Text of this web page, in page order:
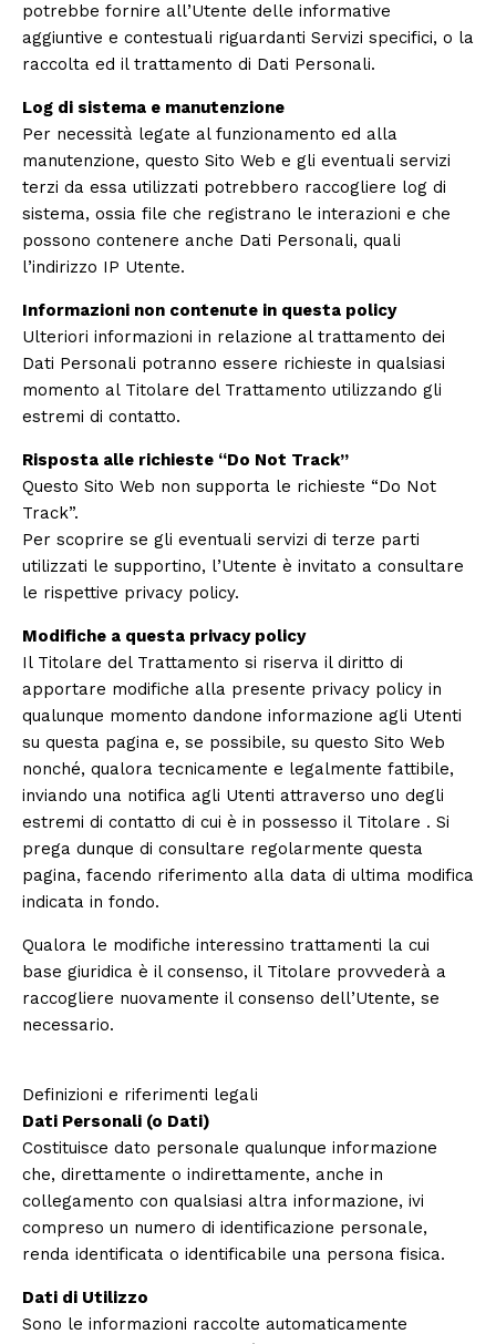
potrebbe fornire all’Utente delle informative
aggiuntive e contestuali riguardanti Servizi specifici, o la
raccolta ed il trattamento di Dati Personali.
Log di sistema e manutenzione
Per necessità legate al funzionamento ed alla
manutenzione, questo Sito Web e gli eventuali servizi
terzi da essa utilizzati potrebbero raccogliere log di
sistema, ossia file che registrano le interazioni e che
possono contenere anche Dati Personali, quali
l’indirizzo IP Utente.
Informazioni non contenute in questa policy
Ulteriori informazioni in relazione al trattamento dei
Dati Personali potranno essere richieste in qualsiasi
momento al Titolare del Trattamento utilizzando gli
estremi di contatto.
Risposta alle richieste “Do Not Track”
Questo Sito Web non supporta le richieste “Do Not
Track”.
Per scoprire se gli eventuali servizi di terze parti
utilizzati le supportino, l’Utente è invitato a consultare
le rispettive privacy policy.
Modifiche a questa privacy policy
Il Titolare del Trattamento si riserva il diritto di
apportare modifiche alla presente privacy policy in
qualunque momento dandone informazione agli Utenti
su questa pagina e, se possibile, su questo Sito Web
nonché, qualora tecnicamente e legalmente fattibile,
inviando una notifica agli Utenti attraverso uno degli
estremi di contatto di cui è in possesso il Titolare . Si
prega dunque di consultare regolarmente questa
pagina, facendo riferimento alla data di ultima modifica
indicata in fondo.
Qualora le modifiche interessino trattamenti la cui
base giuridica è il consenso, il Titolare provvederà a
raccogliere nuovamente il consenso dell’Utente, se
necessario.
Definizioni e riferimenti legali
Dati Personali (o Dati)
Costituisce dato personale qualunque informazione
che, direttamente o indirettamente, anche in
collegamento con qualsiasi altra informazione, ivi
compreso un numero di identificazione personale,
renda identificata o identificabile una persona fisica.
Dati di Utilizzo
Sono le informazioni raccolte automaticamente